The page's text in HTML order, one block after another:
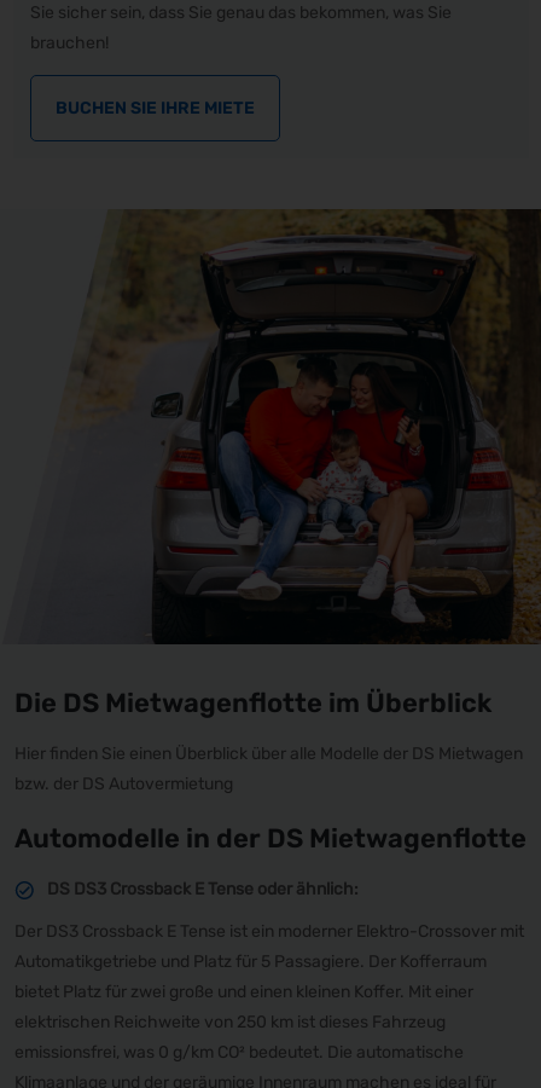
Sie sicher sein, dass Sie genau das bekommen, was Sie
brauchen!
BUCHEN SIE IHRE MIETE
Die DS Mietwagenflotte im Überblick
Hier finden Sie einen Überblick über alle Modelle der DS Mietwagen
bzw. der DS Autovermietung
Automodelle in der DS Mietwagenflotte
DS DS3 Crossback E Tense oder ähnlich:
Der DS3 Crossback E Tense ist ein moderner Elektro-Crossover mit
Automatikgetriebe und Platz für 5 Passagiere. Der Kofferraum
bietet Platz für zwei große und einen kleinen Koffer. Mit einer
elektrischen Reichweite von 250 km ist dieses Fahrzeug
emissionsfrei, was 0 g/km CO² bedeutet. Die automatische
Klimaanlage und der geräumige Innenraum machen es ideal für